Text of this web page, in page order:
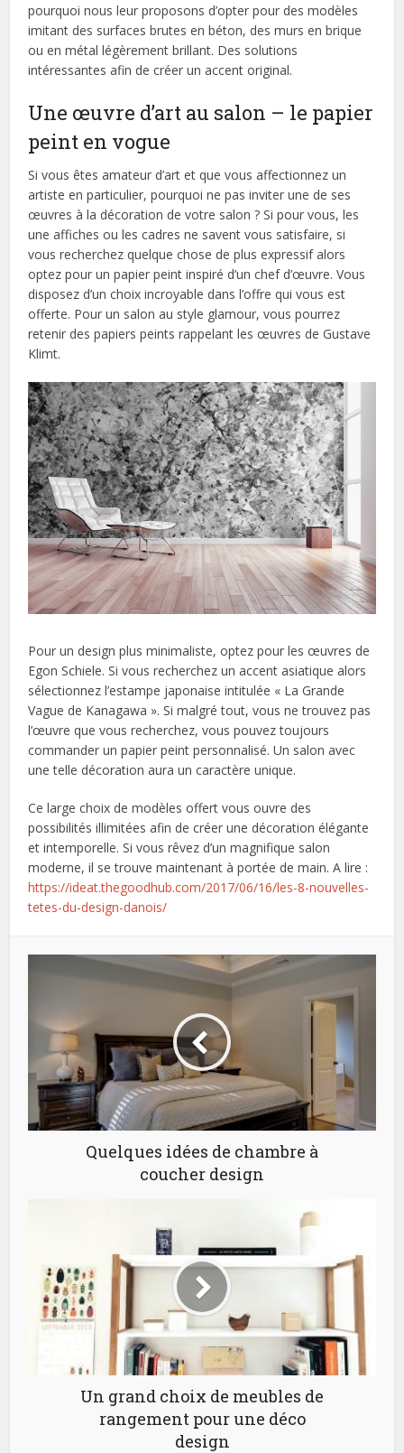
pourquoi nous leur proposons d’opter pour des modèles
imitant des surfaces brutes en béton, des murs en brique
ou en métal légèrement brillant. Des solutions
intéressantes afin de créer un accent original.
Une œuvre d’art au salon – le papier
peint en vogue
Si vous êtes amateur d’art et que vous affectionnez un
artiste en particulier, pourquoi ne pas inviter une de ses
œuvres à la décoration de votre salon ? Si pour vous, les
une affiches ou les cadres ne savent vous satisfaire, si
vous recherchez quelque chose de plus expressif alors
optez pour un papier peint inspiré d’un chef d’œuvre. Vous
disposez d’un choix incroyable dans l’offre qui vous est
offerte. Pour un salon au style glamour, vous pourrez
retenir des papiers peints rappelant les œuvres de Gustave
Klimt.
Pour un design plus minimaliste, optez pour les œuvres de
Egon Schiele. Si vous recherchez un accent asiatique alors
sélectionnez l’estampe japonaise intitulée « La Grande
Vague de Kanagawa ». Si malgré tout, vous ne trouvez pas
l’œuvre que vous recherchez, vous pouvez toujours
commander un papier peint personnalisé. Un salon avec
une telle décoration aura un caractère unique.
Ce large choix de modèles offert vous ouvre des
possibilités illimitées afin de créer une décoration élégante
et intemporelle. Si vous rêvez d’un magnifique salon
moderne, il se trouve maintenant à portée de main. A lire :
https://ideat.thegoodhub.com/2017/06/16/les-8-nouvelles-
tetes-du-design-danois/
Quelques idées de chambre à
coucher design
Un grand choix de meubles de
rangement pour une déco
design